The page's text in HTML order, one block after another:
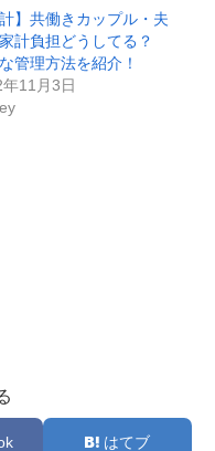
計】共働きカップル・夫
計負担どうしてる？
管理方法を紹介！
11月3日
はてブ